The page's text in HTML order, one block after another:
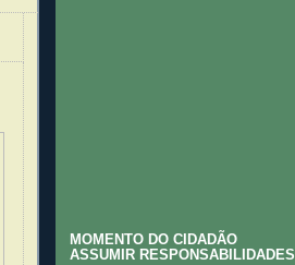
MOMENTO DO CIDADÃO
ASSUMIR RESPONSABILIDADES